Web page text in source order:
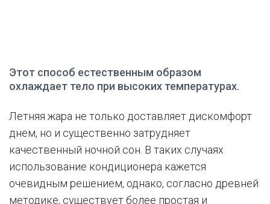
Этот способ естественным образом
охлаждает тело при высоких температурах.
Летняя жара не только доставляет дискомфорт
днем, но и существенно затрудняет
качественный ночной сон. В таких случаях
использование кондиционера кажется
очевидным решением, однако, согласно древней
методике, существует более простая и